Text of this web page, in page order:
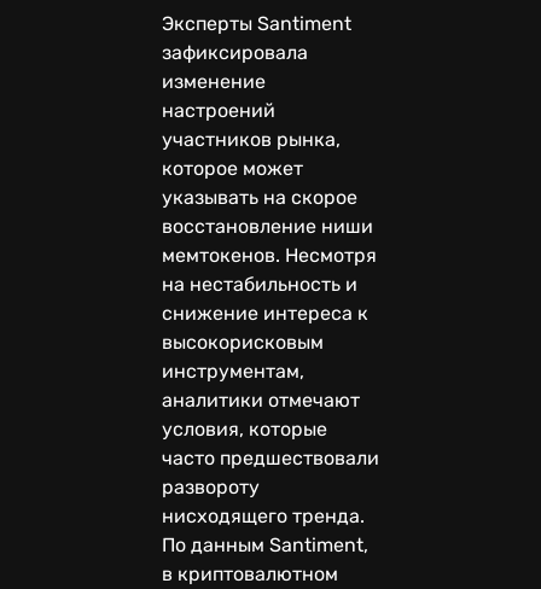
Эксперты Santiment
зафиксировала
изменение
настроений
участников рынка,
которое может
указывать на скорое
восстановление ниши
мемтокенов. Несмотря
на нестабильность и
снижение интереса к
высокорисковым
инструментам,
аналитики отмечают
условия, которые
часто предшествовали
развороту
нисходящего тренда.
По данным Santiment,
в криптовалютном